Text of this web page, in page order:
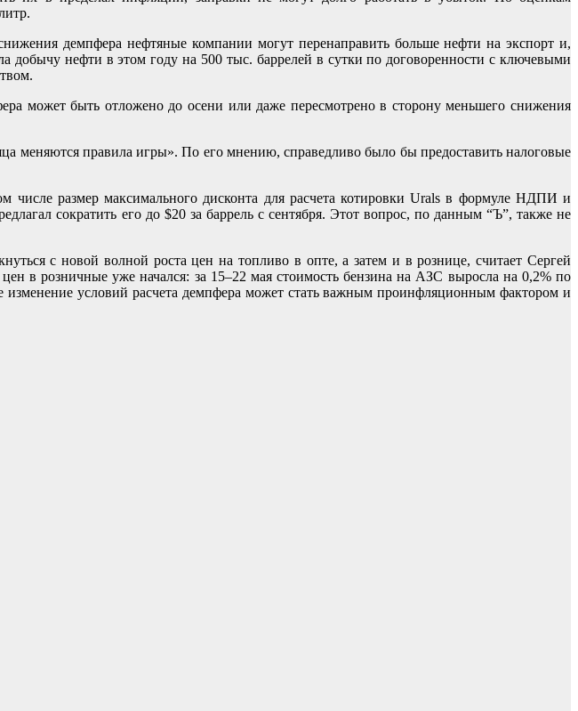
демпфера нефтяные компании могут перенаправить больше нефти на экспорт и,
добычу нефти в этом году на 500 тыс. баррелей в сутки по договоренности с ключевыми
может быть отложено до осени или даже пересмотрено в сторону меньшего снижения
меняются правила игры». По его мнению, справедливо было бы предоставить налоговые
размер максимального дисконта для расчета котировки Urals в формуле НДПИ и
сократить его до $20 за баррель с сентября. Этот вопрос, по данным “Ъ”, также не
с новой волной роста цен на топливо в опте, а затем и в рознице, считает Сергей
в розничные уже начался: за 15–22 мая стоимость бензина на АЗС выросла на 0,2% по
условий расчета демпфера может стать важным проинфляционным фактором и